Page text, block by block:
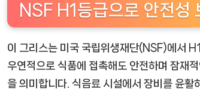
NSF H1등급으로 안전성
이 그리스는 미국 국립위생재단(NSF)에서
우연적으로 식품에 접촉해도 안전하며 잠재
을 의미합니다. 식음료 시설에서 장비를 윤활